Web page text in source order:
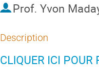
Prof. Yvon
Description
CLIQUER ICI POUR